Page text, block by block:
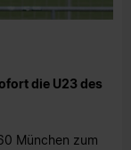
die U23 des
München zum